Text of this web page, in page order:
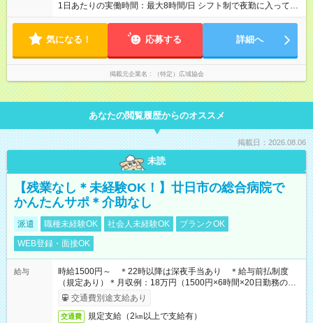
1日あたりの実働時間：最大8時間/日 シフト制で夜勤に入ってい
ただきます 1日の実働8時間以下 週３日勤務 (週に夜勤３回) 就業
務時間の変動あり
気になる！ 応募する 詳細へ
掲載元企業名 （特定）広域協会
あなたの閲覧履歴からのオススメ
掲載日：2026.08.06
未読
【残業なし＊未経験OK！】廿日市の総合病院で
かんたんサポ＊介助なし
派遣 職種未経験OK 社会人未経験OK
ブランクOK
WEB登録・面接OK
給与
時給1500円～ ＊22時以降は深夜手当あり ＊給与前払制度
（規定あり）＊月収例：18万円（1500円×6時間×20日勤務の場
合）交通費別途支給あり
交通費 規定支給（2㎞以上で支給有）